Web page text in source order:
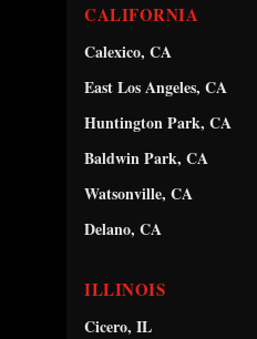
CALIFORNIA
Calexico, CA
East Los Angeles, CA
Huntington Park, CA
Baldwin Park, CA
Watsonville, CA
Delano, CA
ILLINOIS
Cicero, IL